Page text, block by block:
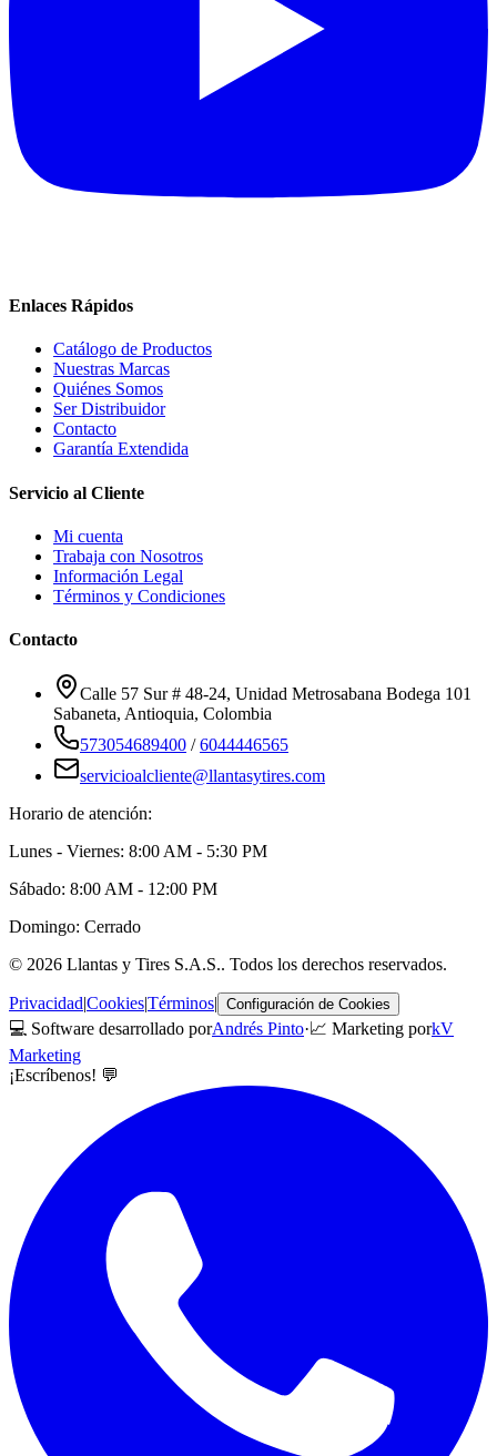
Enlaces Rápidos
Catálogo de Productos
Nuestras Marcas
Quiénes Somos
Ser Distribuidor
Contacto
Garantía Extendida
Servicio al Cliente
Mi cuenta
Trabaja con Nosotros
Información Legal
Términos y Condiciones
Contacto
Calle 57 Sur # 48-24, Unidad Metrosabana Bodega 101
Sabaneta, Antioquia, Colombia
573054689400 /6044446565
servicioalcliente@llantasytires.com
Horario de atención:
Lunes - Viernes: 8:00 AM - 5:30 PM
Sábado: 8:00 AM - 12:00 PM
Domingo: Cerrado
© 2026 Llantas y Tires S.A.S.. Todos los derechos reservados.
Privacidad|Cookies|Términos| Configuración de Cookies
💻 Software desarrollado porAndrés Pinto·📈 Marketing porkV
Marketing
¡Escríbenos! 💬